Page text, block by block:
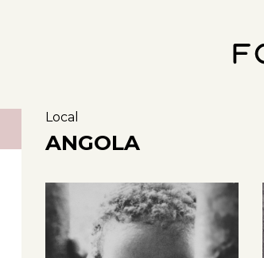
Local
ANGOLA